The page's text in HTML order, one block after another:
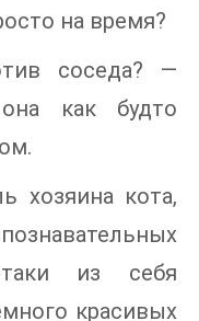
на время?
соседа? —
как будто
хозяина кота,
из себя
красивых